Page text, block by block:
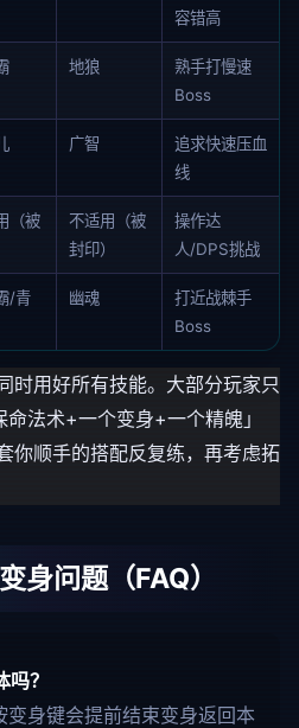
容错高
地狼
熟手打慢速
Boss
广智
追求快速压血
线
（被
不适用（被
封印）
操作达
人/DPS挑战
/青
幽魂
打近战棘手
Boss
时用好所有技能。大部分玩家只
法术+一个变身+一个精魄」
你顺手的搭配反复练，再考虑拓
身问题（FAQ）
？
身键会提前结束变身返回本